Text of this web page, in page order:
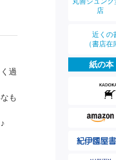
過
も
店
近くの
（書店
紙の本